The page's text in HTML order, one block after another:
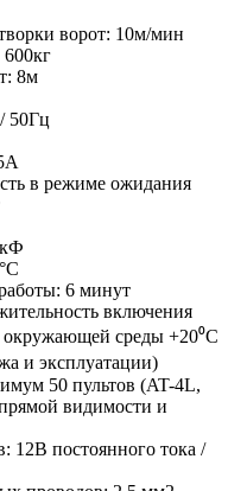
ворот: 10м/мин
8м
50Гц
в режиме ожидания
6 минут
включения
окружающей среды +20⁰С
и эксплуатации)
50 пультов (AT-4L,
видимости и
12В постоянного тока /